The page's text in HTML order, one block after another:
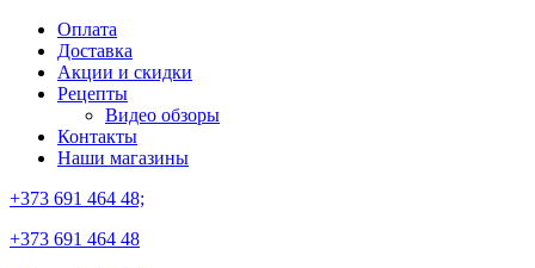
Оплата
Доставка
Акции и скидки
Рецепты
Видео обзоры
Контакты
Наши магазины
+373 691 464 48;
+373 691 464 48